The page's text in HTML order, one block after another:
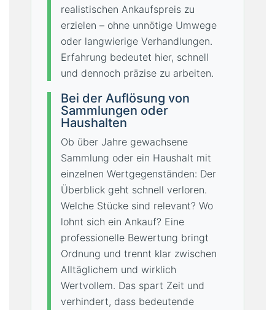
realistischen Ankaufspreis zu
erzielen – ohne unnötige Umwege
oder langwierige Verhandlungen.
Erfahrung bedeutet hier, schnell
und dennoch präzise zu arbeiten.
Bei der Auflösung von
Sammlungen oder
Haushalten
Ob über Jahre gewachsene
Sammlung oder ein Haushalt mit
einzelnen Wertgegenständen: Der
Überblick geht schnell verloren.
Welche Stücke sind relevant? Wo
lohnt sich ein Ankauf? Eine
professionelle Bewertung bringt
Ordnung und trennt klar zwischen
Alltäglichem und wirklich
Wertvollem. Das spart Zeit und
verhindert, dass bedeutende